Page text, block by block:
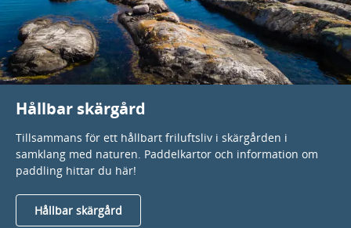
Hållbar skärgård
Tillsammans för ett hållbart friluftsliv i skärgården i
samklang med naturen. Paddelkartor och information om
paddling hittar du här!
Hållbar skärgård